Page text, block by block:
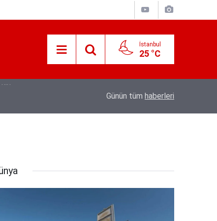
İstanbul
25 °C
Tarihi Tepebağ Projesi Değerlendirme
Günün tüm haberleri